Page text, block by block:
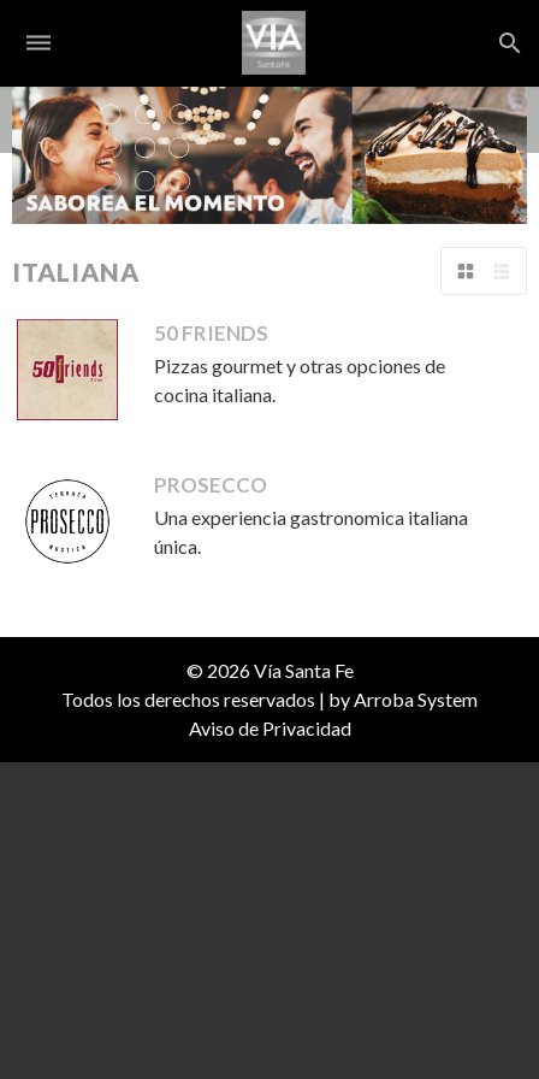
dehaze search
ITALIANA
50 FRIENDS
Pizzas gourmet y otras opciones de
cocina italiana.
PROSECCO
Una experiencia gastronomica italiana
única.
© 2026 Vía Santa Fe
Todos los derechos reservados | byArroba System
Aviso de Privacidad